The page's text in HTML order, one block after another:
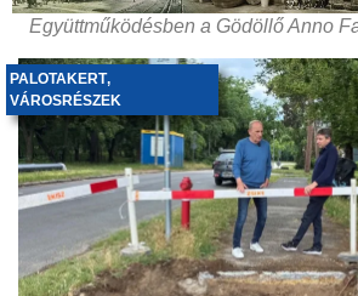
Együttműködésben a Gödöllő Anno
PALOTAKERT,
VÁROSRÉSZEK